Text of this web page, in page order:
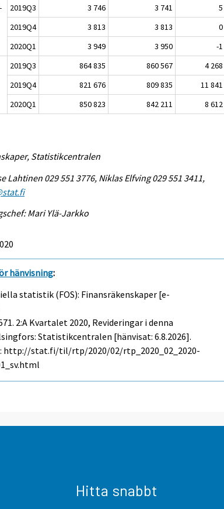
2019Q3 3 746 3 741
5
2019Q4
3 813 3 813
0
2020Q1
3 949 3 950
-1
2019Q3 864 835 860 567
4 268
2019Q4
821 676 809 835
11 841
2020Q1
850 823 842 211 8 612
Statistikcentralen
Lahtinen 029 551 3776, Niklas Elfving 029 551 3411,
Mari Ylä-Jarkko
hänvisning:
statistik (FOS): Finansräkenskaper [e-
2:a Kvartalet 2020, Revideringar i denna
Statistikcentralen [hänvisat: 6.8.2026].
http://stat.fi/til/rtp/2020/02/rtp_2020_02_2020-
Hitta snabbt